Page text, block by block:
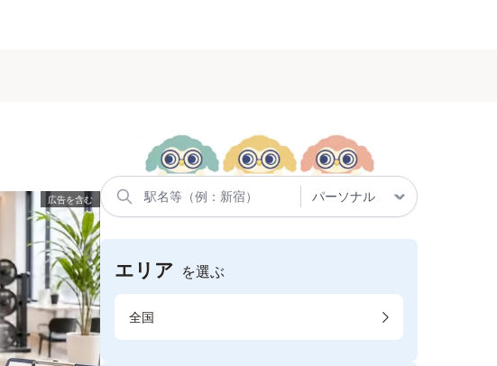
エリア を選ぶ
全国